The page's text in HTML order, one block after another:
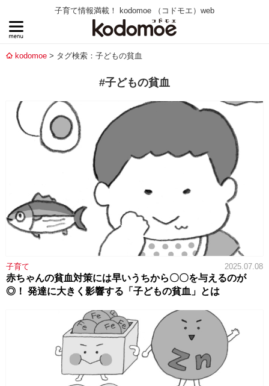
子育て情報満載！ kodomoe （コドモエ）web
kodomoe タグ検索：子どもの貧血
#子どもの貧血
子育て 2025.07.08
赤ちゃんの貧血対策には早いうちから〇〇を与えるのが
◎！ 発達に大きく影響する「子どもの貧血」とは